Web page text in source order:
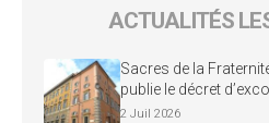
ACTUALITÉS
Sacres de la
publie le décret
2 Juil 2026